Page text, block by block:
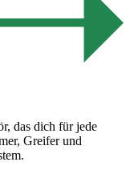
das dich für jede
Greifer und